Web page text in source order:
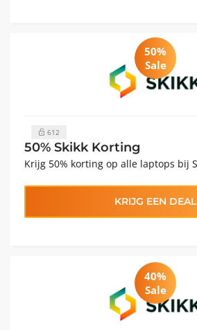
50%
Sale
612
50% Skikk Korting
Krijg 50% korting op alle laptops bij
KRIJG EEN DEAL
40%
Sale